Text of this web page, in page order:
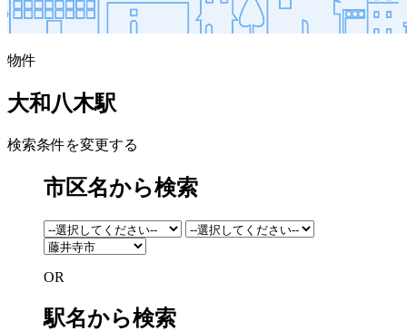
物件
大和八木駅
検索条件を変更する
市区名から検索
OR
駅名から検索